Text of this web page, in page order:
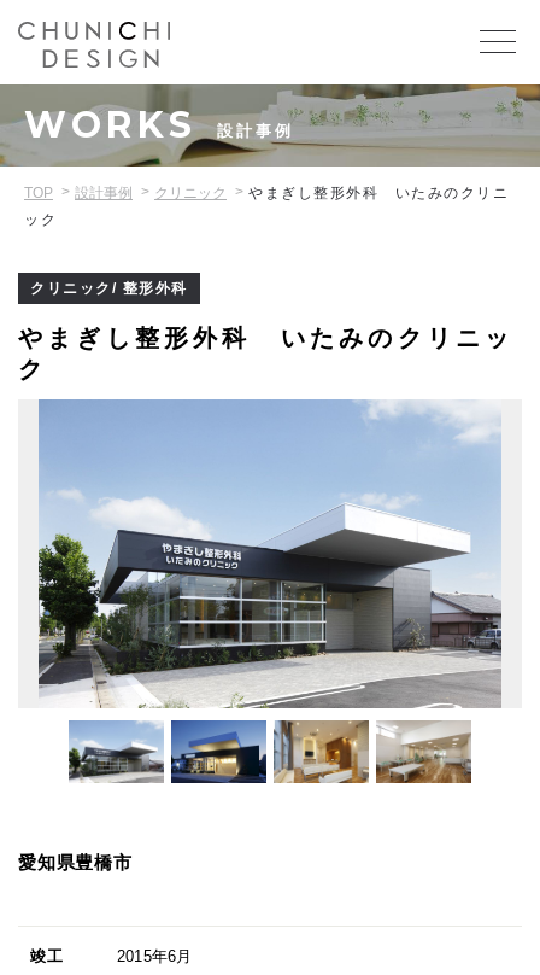
WORKS 設計事例
TOP 設計事例 クリニック
やまぎし整形外科 いたみのクリニ
ック
クリニック/ 整形外科
やまぎし整形外科 いたみのクリニッ
ク
愛知県豊橋市
竣工 2015年6月